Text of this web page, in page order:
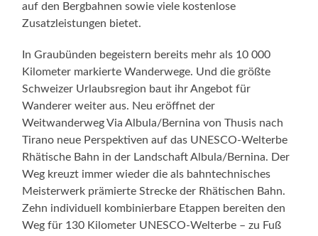
auf den Bergbahnen sowie viele kostenlose
Zusatzleistungen bietet.
In Graubünden begeistern bereits mehr als 10 000
Kilometer markierte Wanderwege. Und die größte
Schweizer Urlaubsregion baut ihr Angebot für
Wanderer weiter aus. Neu eröffnet der
Weitwanderweg Via Albula/Bernina von Thusis nach
Tirano neue Perspektiven auf das UNESCO-Welterbe
Rhätische Bahn in der Landschaft Albula/Bernina. Der
Weg kreuzt immer wieder die als bahntechnisches
Meisterwerk prämierte Strecke der Rhätischen Bahn.
Zehn individuell kombinierbare Etappen bereiten den
Weg für 130 Kilometer UNESCO-Welterbe – zu Fuß